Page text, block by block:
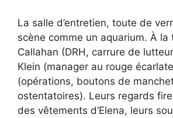
La salle d’entretien, toute de
scène comme un aquarium. À la
Callahan (DRH, carrure de
Klein (manager au rouge
(opérations, boutons de
ostentatoires). Leurs regards
des vêtements d’Elena, leurs